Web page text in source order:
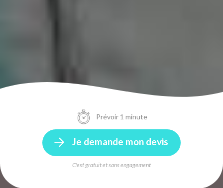
Prévoir 1 minute
Je demande mon devis
C'est gratuit et sans engagement